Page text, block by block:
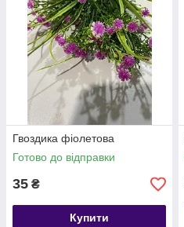
Гвоздика фіолетова
Готово до відправки
35 ₴
Купити